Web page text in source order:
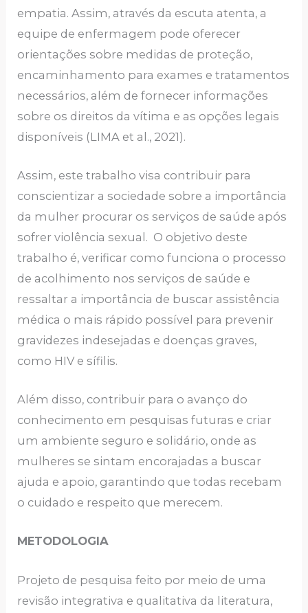
empatia. Assim, através da escuta atenta, a
equipe de enfermagem pode oferecer
orientações sobre medidas de proteção,
encaminhamento para exames e tratamentos
necessários, além de fornecer informações
sobre os direitos da vítima e as opções legais
disponíveis (LIMA et al., 2021).
Assim, este trabalho visa contribuir para
conscientizar a sociedade sobre a importância
da mulher procurar os serviços de saúde após
sofrer violência sexual. O objetivo deste
trabalho é, verificar como funciona o processo
de acolhimento nos serviços de saúde e
ressaltar a importância de buscar assistência
médica o mais rápido possível para prevenir
gravidezes indesejadas e doenças graves,
como HIV e sífilis.
Além disso, contribuir para o avanço do
conhecimento em pesquisas futuras e criar
um ambiente seguro e solidário, onde as
mulheres se sintam encorajadas a buscar
ajuda e apoio, garantindo que todas recebam
o cuidado e respeito que merecem.
METODOLOGIA
Projeto de pesquisa feito por meio de uma
revisão integrativa e qualitativa da literatura,